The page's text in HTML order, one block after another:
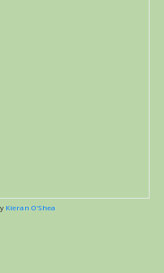
Kieran O'Shea